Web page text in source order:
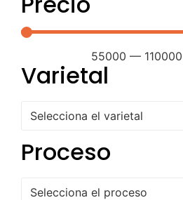
55000 — 110000
Varietal
Selecciona el varietal
Proceso
Selecciona el proceso